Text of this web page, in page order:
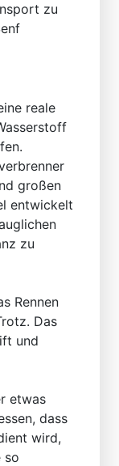
zu
reale
großen
entwickelt
zu
Rennen
Das
und
etwas
dass
wird,
so